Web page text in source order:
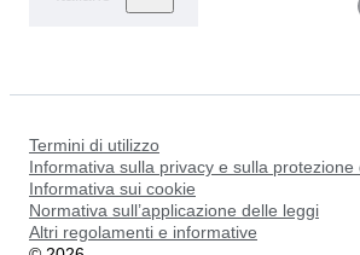
Termini di utilizzo
Informativa sulla privacy e sulla
Informativa sui cookie
Normativa sull’applicazione delle leggi
Altri regolamenti e informative